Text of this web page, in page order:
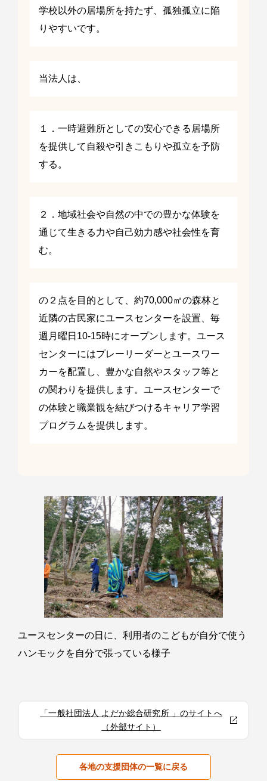
学校以外の居場所を持たず、孤独孤立に陥
りやすいです。
当法人は、
１．一時避難所としての安心できる居場所
を提供して自殺や引きこもりや孤立を予防
する。
２．地域社会や自然の中での豊かな体験を
通じて生きる力や自己効力感や社会性を育
む。
の２点を目的として、約70,000㎡の森林と
近隣の古民家にユースセンターを設置、毎
週月曜日10-15時にオープンします。ユース
センターにはプレーリーダーとユースワー
カーを配置し、豊かな自然やスタッフ等と
の関わりを提供します。ユースセンターで
の体験と職業観を結びつけるキャリア学習
プログラムを提供します。
ユースセンターの日に、利用者のこどもが自分で使う
ハンモックを自分で張っている様子
「一般社団法人 よだか総合研究所 」のサイトへ
（外部サイト）
各地の支援団体の一覧に戻る